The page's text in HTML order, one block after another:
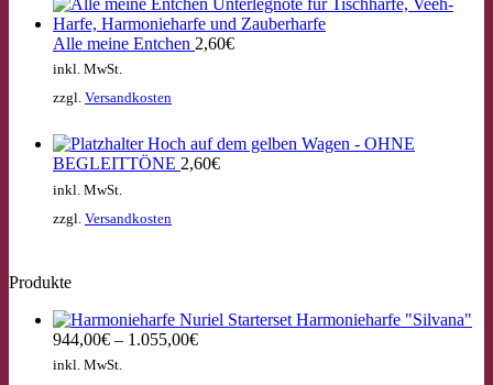
Alle meine Entchen 2,60€
inkl. MwSt.
zzgl. Versandkosten
Hoch auf dem gelben Wagen - OHNE
BEGLEITTÖNE 2,60€
inkl. MwSt.
zzgl. Versandkosten
Produkte
Starterset Harmonieharfe "Silvana"
944,00€ – 1.055,00€
inkl. MwSt.